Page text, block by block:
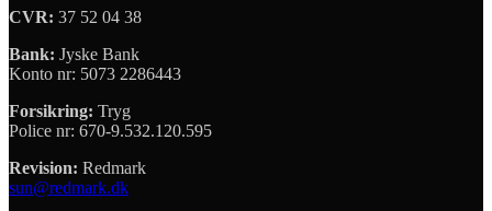
CVR: 37 52 04 38
Bank: Jyske Bank
Konto nr: 5073 2286443
Forsikring: Tryg
Police nr: 670-9.532.120.595
Revision: Redmark
sun@redmark.dk